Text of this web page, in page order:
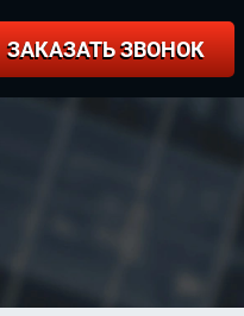
ЗАКАЗАТЬ ЗВОНОК